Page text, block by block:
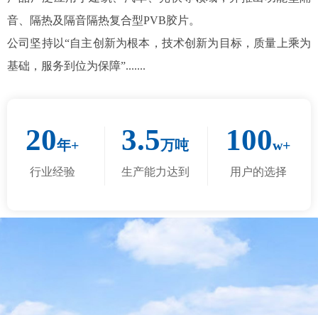
音、隔热及隔音隔热复合型PVB胶片。
公司坚持以“自主创新为根本，技术创新为目标，质量上乘为
基础，服务到位为保障”.......
20年+
行业经验
3.5万吨
生产能力达到
100w+
用户的选择